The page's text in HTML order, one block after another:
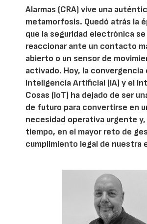
Alarmas (CRA) vive una
metamorfosis. Quedó atrás la
que la seguridad electrónica
reaccionar ante un contacto
abierto o un sensor de
activado. Hoy, la convergencia
Inteligencia Artificial (IA) y el
Cosas (IoT) ha dejado de ser
de futuro para convertirse en
necesidad operativa urgente y,
tiempo, en el mayor reto de
cumplimiento legal de nuestra